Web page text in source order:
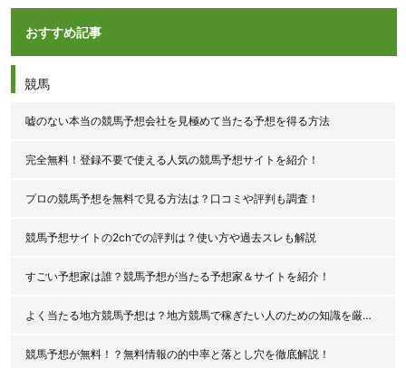
おすすめ記事
競馬
嘘のない本当の競馬予想会社を見極めて当たる予想を得る方法
完全無料！登録不要で使える人気の競馬予想サイトを紹介！
プロの競馬予想を無料で見る方法は？口コミや評判も調査！
競馬予想サイトの2chでの評判は？使い方や過去スレも解説
すごい予想家は誰？競馬予想が当たる予想家＆サイトを紹介！
よく当たる地方競馬予想は？地方競馬で稼ぎたい人のための知識を厳選公開！
競馬予想が無料！？無料情報の的中率と落とし穴を徹底解説！